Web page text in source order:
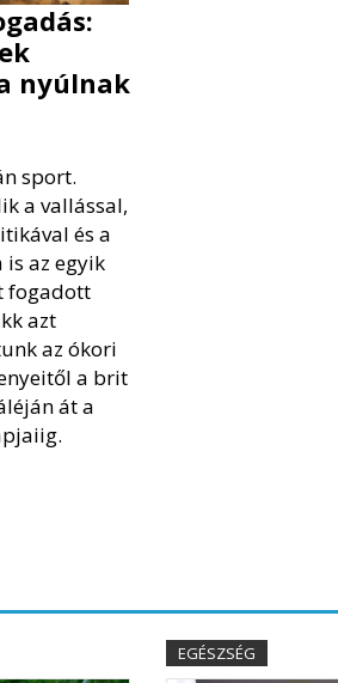
nyúlnak
sport.
a vallással,
és a
az egyik
fogadott
azt
az ókori
a brit
át a
EGÉSZSÉG